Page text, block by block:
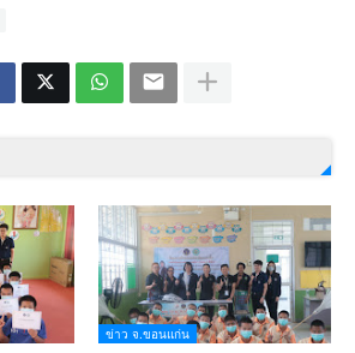
ข่าว จ.ขอนแก่น